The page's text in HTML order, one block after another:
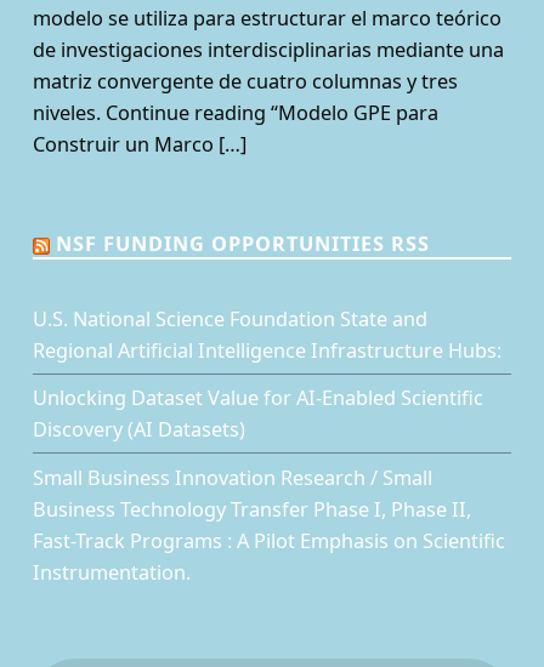
modelo se utiliza para estructurar el marco teórico
de investigaciones interdisciplinarias mediante una
matriz convergente de cuatro columnas y tres
niveles. Continue reading “Modelo GPE para
Construir un Marco […]
NSF FUNDING OPPORTUNITIES RSS
U.S. National Science Foundation State and
Regional Artificial Intelligence Infrastructure Hubs:
Unlocking Dataset Value for AI-Enabled Scientific
Discovery (AI Datasets)
Small Business Innovation Research / Small
Business Technology Transfer Phase I, Phase II,
Fast-Track Programs : A Pilot Emphasis on Scientific
Instrumentation.